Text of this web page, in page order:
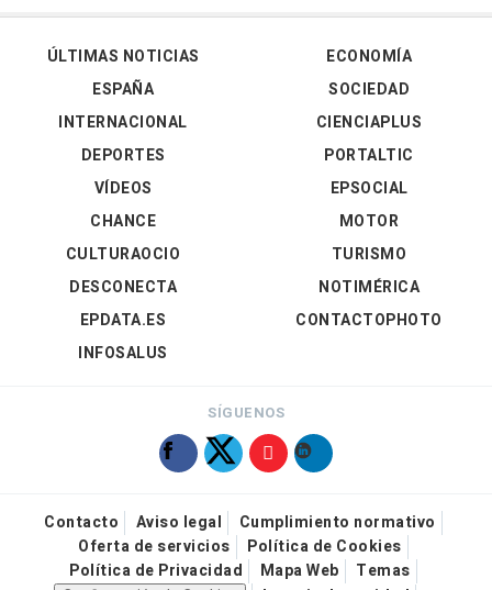
ÚLTIMAS NOTICIAS
ESPAÑA
INTERNACIONAL
DEPORTES
VÍDEOS
ECONOMÍA
SOCIEDAD
CIENCIAPLUS
PORTALTIC
EPSOCIAL
CHANCE
CULTURAOCIO
DESCONECTA
EPDATA.ES
INFOSALUS
MOTOR
TURISMO
NOTIMÉRICA
CONTACTOPHOTO
SÍGUENOS
Contacto Aviso legal
Cumplimiento normativo
Oferta de servicios
Política de Cookies
Política de Privacidad
Mapa Web
Temas